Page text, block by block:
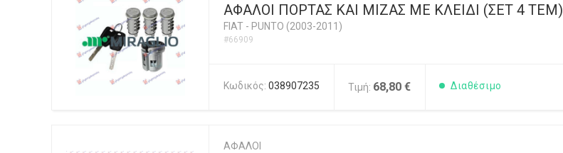
ΑΦΑΛΟΙ ΠΟΡΤΑΣ ΚΑΙ ΜΙΖΑΣ ΜΕ ΚΛΕΙΔΙ (ΣΕΤ 4 ΤΕΜ)
FIAT - PUNTO (2003-2011)
#66909
Κωδικός: 038907235 Τιμή: 68,80 € Διαθέσιμο
ΑΦΑΛΟΙ